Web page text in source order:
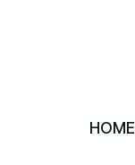
HOME